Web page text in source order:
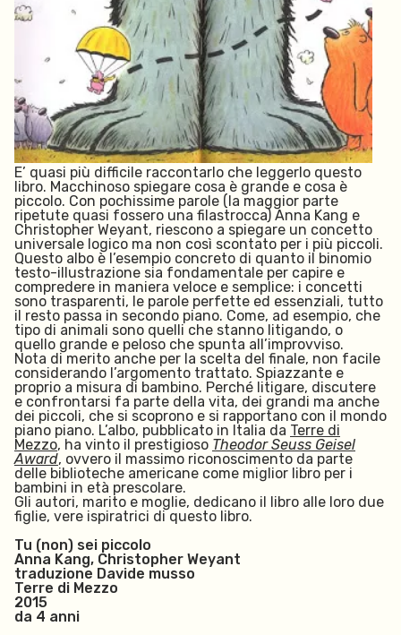
E’ quasi più difficile raccontarlo che leggerlo questo
libro. Macchinoso spiegare cosa è grande e cosa è
piccolo. Con pochissime parole (la maggior parte
ripetute quasi fossero una filastrocca) Anna Kang e
Christopher Weyant, riescono a spiegare un concetto
universale logico ma non così scontato per i più piccoli.
Questo albo è l’esempio concreto di quanto il binomio
testo-illustrazione sia fondamentale per capire e
compredere in maniera veloce e semplice: i concetti
sono trasparenti, le parole perfette ed essenziali, tutto
il resto passa in secondo piano. Come, ad esempio, che
tipo di animali sono quelli che stanno litigando, o
quello grande e peloso che spunta all’improvviso.
Nota di merito anche per la scelta del finale, non facile
considerando l’argomento trattato. Spiazzante e
proprio a misura di bambino. Perché litigare, discutere
e confrontarsi fa parte della vita, dei grandi ma anche
dei piccoli, che si scoprono e si rapportano con il mondo
piano piano. L’albo, pubblicato in Italia da Terre di
Mezzo, ha vinto il prestigioso Theodor Seuss Geisel
Award, ovvero il massimo riconoscimento da parte
delle biblioteche americane come miglior libro per i
bambini in età prescolare.
Gli autori, marito e moglie, dedicano il libro alle loro due
figlie, vere ispiratrici di questo libro.
Tu (non) sei piccolo
Anna Kang, Christopher Weyant
traduzione Davide musso
Terre di Mezzo
2015
da 4 anni